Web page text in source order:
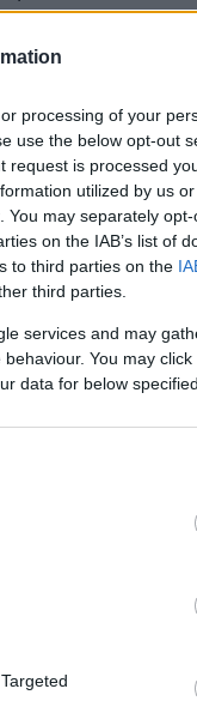
processing of your
use the below opt-out
request is processed
utilized by us
may separately
on the IAB’s list of
to third parties on the
third parties.
services and may
You may
data for below
προκαλούν
προς το
πλευράς.
ΜΜΕ, ο
υλικά,
, γεγονός
στα
με αυτό, που
3M37 Skiff,
γιγάντια
με